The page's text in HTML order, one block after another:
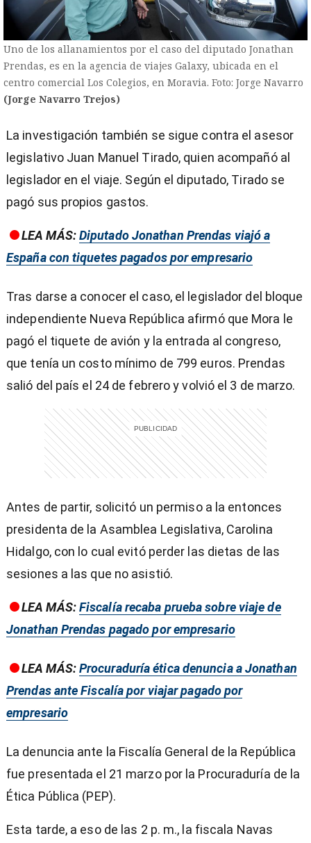
Uno de los allanamientos por el caso del diputado Jonathan
Prendas, es en la agencia de viajes Galaxy, ubicada en el
centro comercial Los Colegios, en Moravia. Foto: Jorge Navarro
(Jorge Navarro Trejos)
La investigación también se sigue contra el asesor
legislativo Juan Manuel Tirado, quien acompañó al
legislador en el viaje. Según el diputado, Tirado se
pagó sus propios gastos.
LEA MÁS:Diputado Jonathan Prendas viajó a
España con tiquetes pagados por empresario
Tras darse a conocer el caso, el legislador del bloque
independiente Nueva República afirmó que Mora le
pagó el tiquete de avión y la entrada al congreso,
que tenía un costo mínimo de 799 euros. Prendas
salió del país el 24 de febrero y volvió el 3 de marzo.
Antes de partir, solicitó un permiso a la entonces
presidenta de la Asamblea Legislativa, Carolina
Hidalgo, con lo cual evitó perder las dietas de las
sesiones a las que no asistió.
LEA MÁS:Fiscalía recaba prueba sobre viaje de
Jonathan Prendas pagado por empresario
LEA MÁS:Procuraduría ética denuncia a Jonathan
Prendas ante Fiscalía por viajar pagado por
empresario
La denuncia ante la Fiscalía General de la República
fue presentada el 21 marzo por la Procuraduría de la
Ética Pública (PEP).
Esta tarde, a eso de las 2 p. m., la fiscala Navas